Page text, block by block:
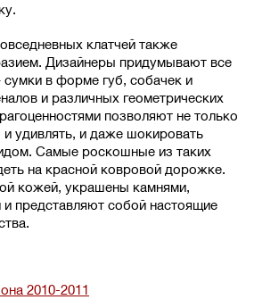
клатчей также
Дизайнеры придумывают все
в форме губ, собачек и
и различных геометрических
позволяют не только
и удивлять, и даже шокировать
Самые роскошные из таких
на красной ковровой дорожке.
кожей, украшены камнями,
представляют собой настоящие
2010-2011